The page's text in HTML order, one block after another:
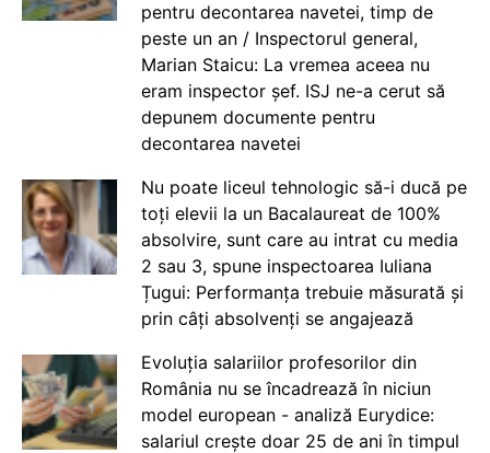
pentru decontarea navetei, timp de
peste un an / Inspectorul general,
Marian Staicu: La vremea aceea nu
eram inspector șef. ISJ ne-a cerut să
depunem documente pentru
decontarea navetei
Nu poate liceul tehnologic să-i ducă pe
toți elevii la un Bacalaureat de 100%
absolvire, sunt care au intrat cu media
2 sau 3, spune inspectoarea Iuliana
Țugui: Performanța trebuie măsurată și
prin câți absolvenți se angajează
Evoluția salariilor profesorilor din
România nu se încadrează în niciun
model european - analiză Eurydice:
salariul crește doar 25 de ani în timpul